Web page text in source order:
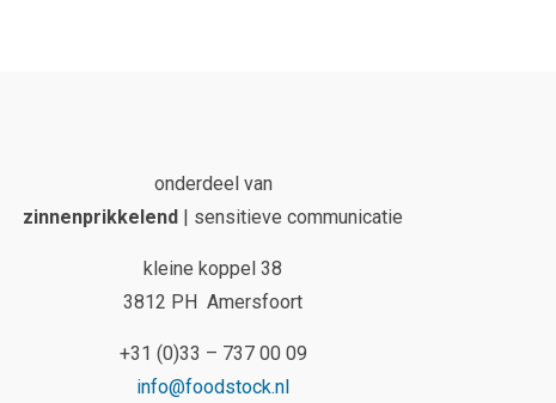
onderdeel van
zinnenprikkelend | sensitieve communicatie
kleine koppel 38
3812 PH Amersfoort
+31 (0)33 – 737 00 09
info@foodstock.nl